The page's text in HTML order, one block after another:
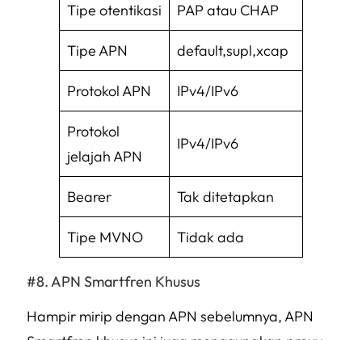
Tipe otentikasi PAP atau CHAP
Tipe APN default,supl,xcap
Protokol APN IPv4/IPv6
Protokol
jelajah APN
IPv4/IPv6
Bearer Tak ditetapkan
Tipe MVNO Tidak ada
APN Smartfren Khusus
Hampir mirip dengan APN sebelumnya, APN